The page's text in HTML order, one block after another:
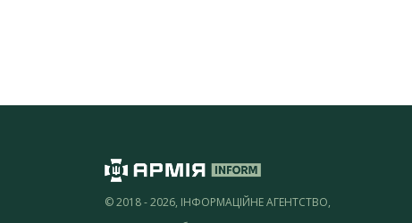
© 2018 - 2026, ІНФОРМАЦІЙНЕ АГЕНТСТВО,